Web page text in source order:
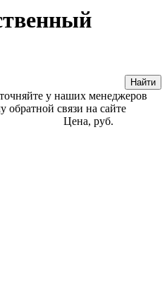
у наших менеджеров
обратной связи на сайте
Цена, руб.